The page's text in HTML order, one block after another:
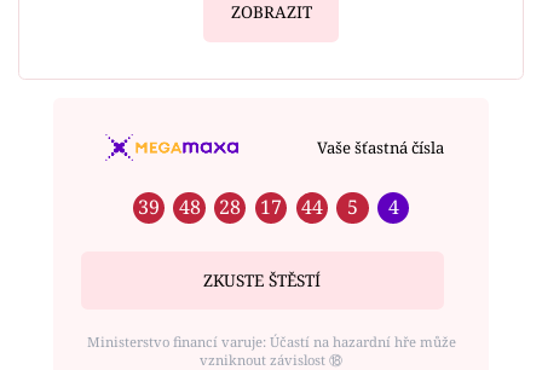
ZOBRAZIT
Vaše šťastná čísla
39 48 28 17 44 5 4
ZKUSTE ŠTĚSTÍ
Ministerstvo financí varuje: Účastí na hazardní hře může
vzniknout závislost ⑱